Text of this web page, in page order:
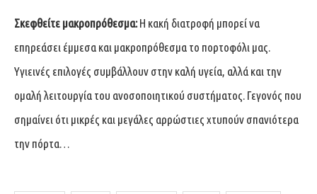
Σκεφθείτε μακροπρόθεσμα:Η κακή διατροφή μπορεί να
επηρεάσει έμμεσα και μακροπρόθεσμα το πορτοφόλι μας.
Υγιεινές επιλογές συμβάλλουν στην καλή υγεία, αλλά και την
ομαλή λειτουργία του ανοσοποιητικού συστήματος. Γεγονός που
σημαίνει ότι μικρές και μεγάλες αρρώστιες χτυπούν σπανιότερα
την πόρτα…